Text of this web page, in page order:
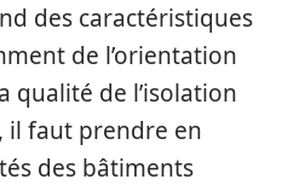
des caractéristiques
de l’orientation
qualité de l’isolation
il faut prendre en
des bâtiments